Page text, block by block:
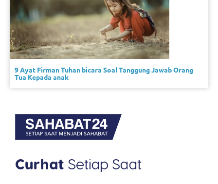
9 Ayat Firman Tuhan bicara Soal Tanggung Jawab Orang
Tua Kepada anak